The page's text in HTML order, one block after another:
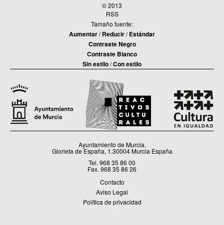
© 2013
RSS
Tamaño fuente:
Aumentar/Reducir/Estándar
Contraste Negro
Contraste Blanco
Sin estilo/Con estilo
Ayuntamiento de Murcia.
Glorieta de España, 1.30004 Murcia España
Tel. 968 35 86 00
Fax. 968 35 86 26
Contacto
Aviso Legal
Política de privacidad